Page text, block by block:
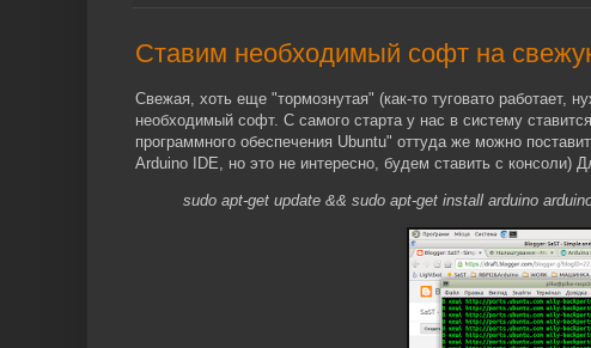
Ставим необходимый софт на
Свежая, хоть еще "тормознутая" (как-то туговато работает,
необходимый софт. С самого старта у нас в систему
программного обеспечения Ubuntu" оттуда же можно
Arduino IDE, но это не интересно, будем ставить с консоли)
sudo apt-get update && sudo apt-get install arduino